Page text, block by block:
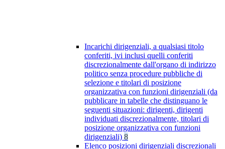
Incarichi dirigenziali, a qualsiasi titolo
conferiti, ivi inclusi quelli conferiti
discrezionalmente dall'organo di indirizzo
politico senza procedure pubbliche di
selezione e titolari di posizione
organizzativa con funzioni dirigenziali (da
pubblicare in tabelle che distinguano le
seguenti situazioni: dirigenti, dirigenti
individuati discrezionalmente, titolari di
posizione organizzativa con funzioni
dirigenziali) 8
Elenco posizioni dirigenziali discrezionali